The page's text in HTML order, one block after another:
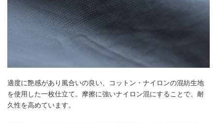
適度に艶感があり風合いの良い、コットン・ナイロンの混紡生地
を使用した一枚仕立て。摩擦に強いナイロン混にすることで、耐
久性を高めています。